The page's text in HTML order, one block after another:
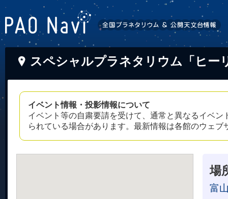
スペシャルプラネタリウム「ヒー
イベント情報・投影情報について
イベント等の自粛要請を受けて、通常と異なるイベ
られている場合があります。最新情報は各館のウェ
場
富